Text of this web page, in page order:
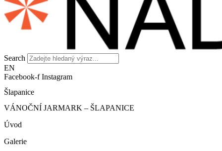
Search
EN
Facebook-f Instagram
Šlapanice
VÁNOČNÍ JARMARK – ŠLAPANICE
Úvod
Galerie